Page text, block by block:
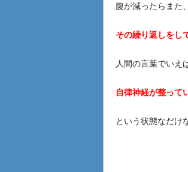
腹が減ったらまた
その繰り返しをし
人間の言葉でいえ
自律神経が整って
という状態なだけ